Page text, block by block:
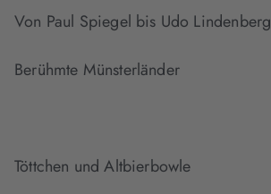
Von Paul Spiegel bis Udo Lindenberg
Berühmte Münsterländer
Töttchen und Altbierbowle